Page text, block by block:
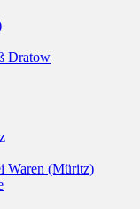
Dratow
Waren (Müritz)